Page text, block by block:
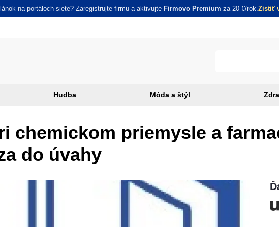
na portáloch siete? Zaregistrujte firmu a aktivujte Firmovo Premium za 20 €/rok.Zistiť
Hudba Móda a štýl
chemickom priemysle a
do úvahy